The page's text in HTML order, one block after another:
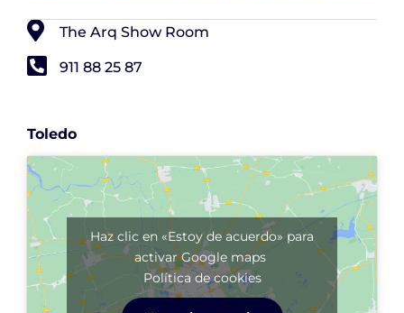
The Arq Show Room
911 88 25 87
Toledo
Haz clic en «Estoy de acuerdo» para
activar Google maps
Política de cookies